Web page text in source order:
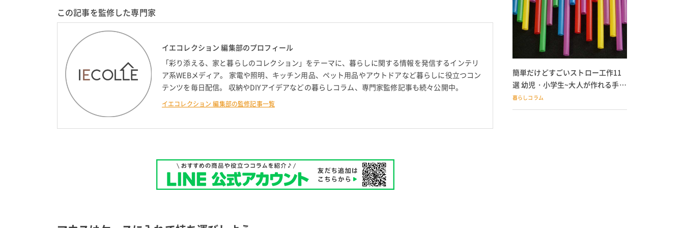
この記事を監修した専門家
イエコレクション 編集部のプロフィール
「彩り添える、家と暮らしのコレクション」をテーマに、暮らしに関する情報を発信するインテリ
ア系WEBメディア。 家電や照明、キッチン用品、ペット用品やアウトドアなど暮らしに役立つコン
テンツを毎日配信。 収納やDIYアイデアなどの暮らしコラム、専門家監修記事も続々公開中。
イエコレクション 編集部の監修記事一覧
簡単だけどすごいストロー工作11
選 幼児・小学生~大人が作れる手作
りおもちゃ
暮らしコラム